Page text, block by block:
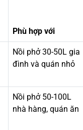
Phù hợp với
Nồi phở 30-50L gia
đình và quán nhỏ
Nồi phở 50-100L
nhà hàng, quán ăn